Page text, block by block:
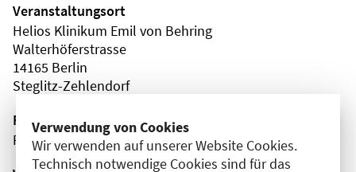
Verwendung von Cookies
Wir verwenden auf unserer Website Cookies.
Technisch notwendige Cookies sind für das
Veranstaltungsort
Helios Klinikum Emil von Behring
Walterhöferstrasse
14165 Berlin
Steglitz-Zehlendorf
Fortbildungsformat
Präsenz